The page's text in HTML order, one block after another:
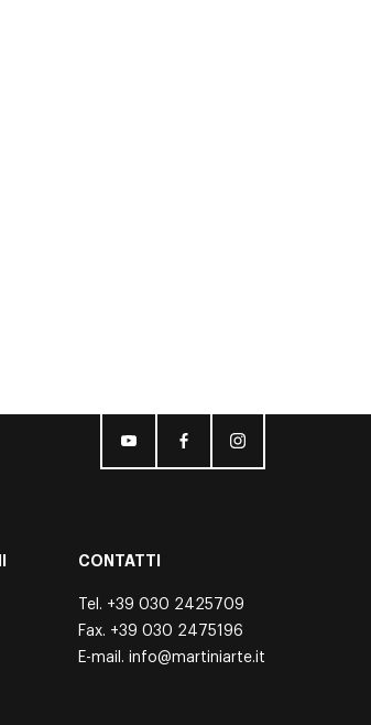
CONTATTI
Tel. +39 030 2425709
Fax. +39 030 2475196
E-mail. info@martiniarte.it